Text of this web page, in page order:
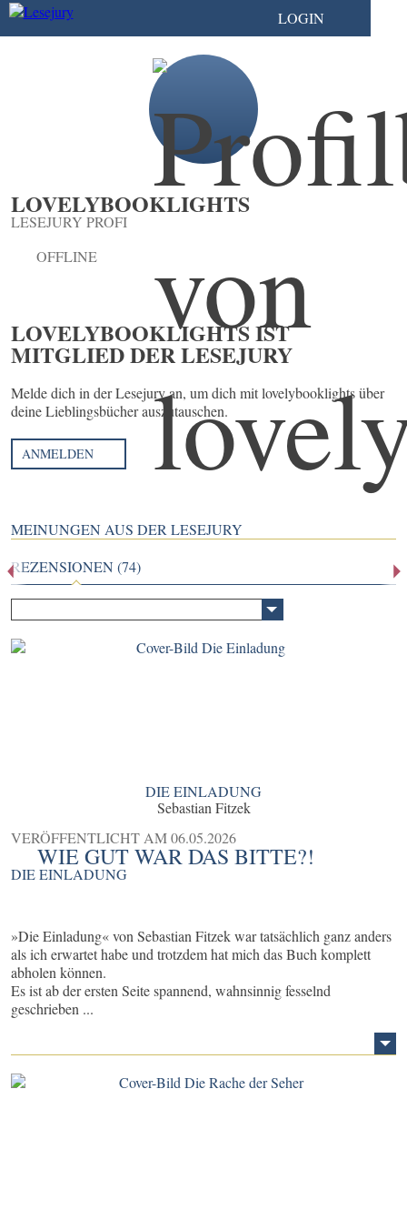
LOGIN
LOVELYBOOKLIGHTS
LESEJURY PROFI
OFFLINE
LOVELYBOOKLIGHTS IST
MITGLIED DER LESEJURY
Melde dich in der Lesejury an, um dich mit lovelybooklights über
deine Lieblingsbücher auszutauschen.
ANMELDEN
MEINUNGEN AUS DER LESEJURY
REZENSIONEN (74)
DIE EINLADUNG
Sebastian Fitzek
VERÖFFENTLICHT AM06.05.2026
WIE GUT WAR DAS BITTE?!
DIE EINLADUNG
»Die Einladung« von Sebastian Fitzek war tatsächlich ganz anders
als ich erwartet habe und trotzdem hat mich das Buch komplett
abholen können.
Es ist ab der ersten Seite spannend, wahnsinnig fesselnd
geschrieben ...